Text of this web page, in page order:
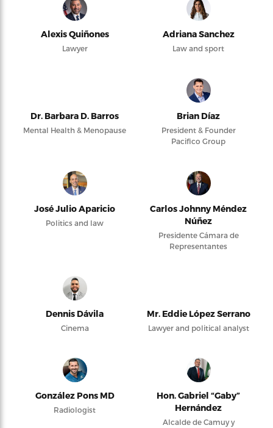
Alexis Quiñones
Lawyer
Adriana Sanchez
Law and sport
Dr. Barbara D. Barros
Mental Health & Menopause
Brian Díaz
President & Founder
Pacifico Group
José Julio Aparicio
Politics and law
Carlos Johnny Méndez
Núñez
Presidente Cámara de
Representantes
Dennis Dávila
Cinema
Mr. Eddie López Serrano
Lawyer and political analyst
González Pons MD
Radiologist
Hon. Gabriel “Gaby”
Hernández
Alcalde de Camuy y